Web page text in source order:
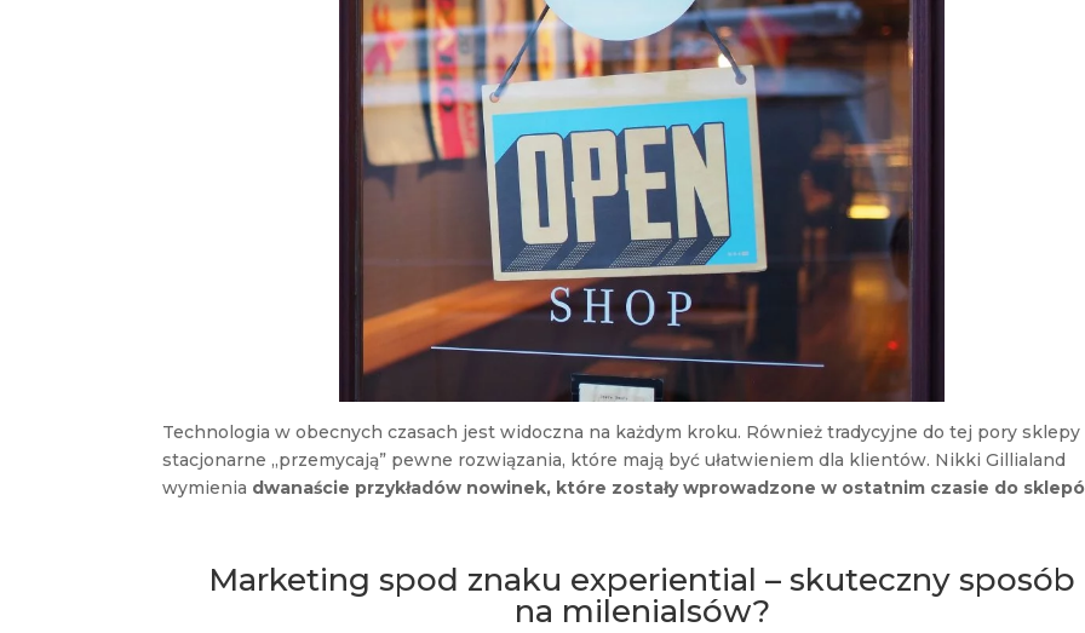
Technologia w obecnych czasach jest widoczna na każdym kroku. Również tradycyjne do tej pory sklepy
stacjonarne „przemycają” pewne rozwiązania, które mają być ułatwieniem dla klientów. Nikki Gillialand
wymienia dwanaście przykładów nowinek, które zostały wprowadzone w ostatnim czasie do
Marketing spod znaku experiential – skuteczny sposób
na milenialsów?